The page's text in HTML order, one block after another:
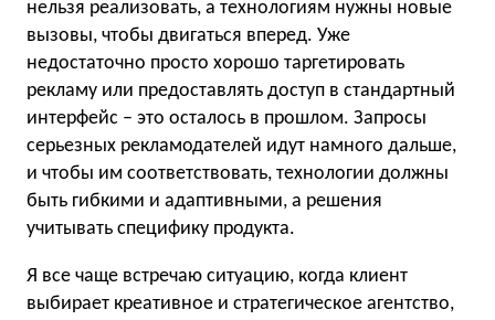
нельзя реализовать, а технологиям нужны новые
вызовы, чтобы двигаться вперед. Уже
недостаточно просто хорошо таргетировать
рекламу или предоставлять доступ в стандартный
интерфейс – это осталось в прошлом. Запросы
серьезных рекламодателей идут намного дальше,
и чтобы им соответствовать, технологии должны
быть гибкими и адаптивными, а решения
учитывать специфику продукта.
Я все чаще встречаю ситуацию, когда клиент
выбирает креативное и стратегическое агентство,